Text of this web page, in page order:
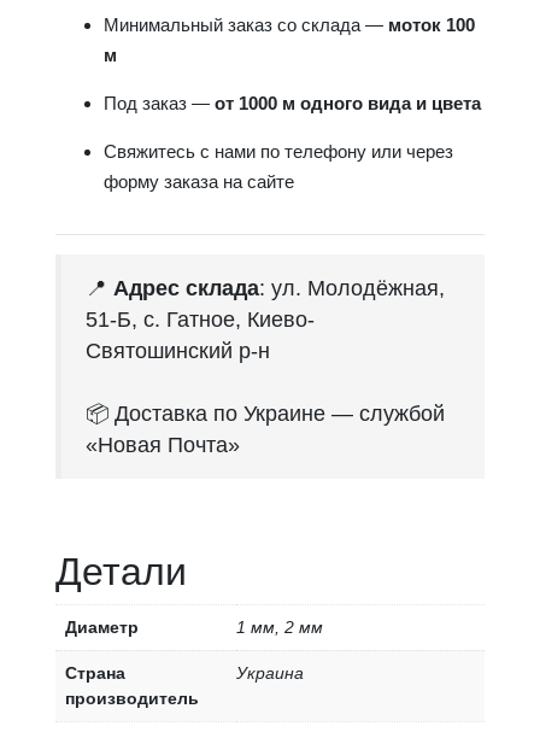
Минимальный заказ со склада — моток 100
м
Под заказ — от 1000 м одного вида и цвета
Свяжитесь с нами по телефону или через
форму заказа на сайте
📍 Адрес склада: ул. Молодёжная,
51-Б, с. Гатное, Киево-
Святошинский р-н
📦 Доставка по Украине — службой
«Новая Почта»
Детали
Диаметр 1 мм, 2 мм
Страна
производитель
Украина